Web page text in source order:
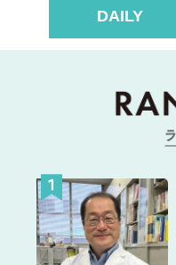
DAILY